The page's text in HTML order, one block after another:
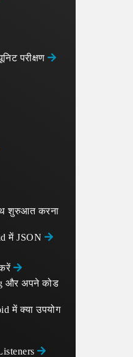
परीक्षण
शुरुआत करना
में JSON
और अपने कोड
में क्या उपयोग